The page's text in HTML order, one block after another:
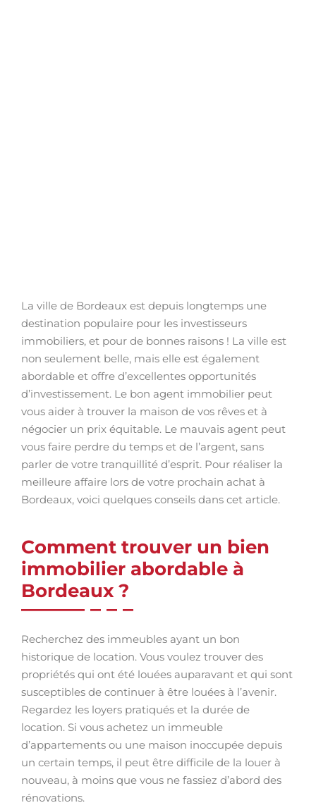
La ville de Bordeaux est depuis longtemps une
destination populaire pour les investisseurs
immobiliers, et pour de bonnes raisons ! La ville est
non seulement belle, mais elle est également
abordable et offre d’excellentes opportunités
d’investissement. Le bon agent immobilier peut
vous aider à trouver la maison de vos rêves et à
négocier un prix équitable. Le mauvais agent peut
vous faire perdre du temps et de l’argent, sans
parler de votre tranquillité d’esprit. Pour réaliser la
meilleure affaire lors de votre prochain achat à
Bordeaux, voici quelques conseils dans cet article.
Comment trouver un bien
immobilier abordable à
Bordeaux ?
Recherchez des immeubles ayant un bon
historique de location. Vous voulez trouver des
propriétés qui ont été louées auparavant et qui sont
susceptibles de continuer à être louées à l’avenir.
Regardez les loyers pratiqués et la durée de
location. Si vous achetez un immeuble
d’appartements ou une maison inoccupée depuis
un certain temps, il peut être difficile de la louer à
nouveau, à moins que vous ne fassiez d’abord des
rénovations.